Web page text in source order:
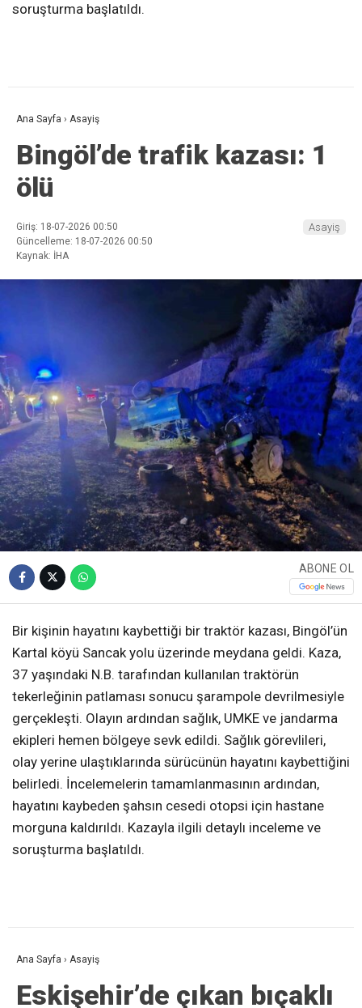
soruşturma başlatıldı.
Ana Sayfa › Asayiş
Bingöl’de trafik kazası: 1
ölü
Giriş: 18-07-2026 00:50
Güncelleme: 18-07-2026 00:50
Kaynak: İHA
Asayiş
ABONE OL
Bir kişinin hayatını kaybettiği bir traktör kazası, Bingöl’ün
Kartal köyü Sancak yolu üzerinde meydana geldi. Kaza,
37 yaşındaki N.B. tarafından kullanılan traktörün
tekerleğinin patlaması sonucu şarampole devrilmesiyle
gerçekleşti. Olayın ardından sağlık, UMKE ve jandarma
ekipleri hemen bölgeye sevk edildi. Sağlık görevlileri,
olay yerine ulaştıklarında sürücünün hayatını kaybettiğini
belirledi. İncelemelerin tamamlanmasının ardından,
hayatını kaybeden şahsın cesedi otopsi için hastane
morguna kaldırıldı. Kazayla ilgili detaylı inceleme ve
soruşturma başlatıldı.
Ana Sayfa › Asayiş
Eskişehir’de çıkan bıçaklı